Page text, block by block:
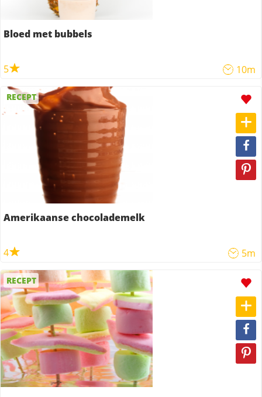
Bloed met bubbels
5 10m
RECEPT
Amerikaanse chocolademelk
4 5m
RECEPT